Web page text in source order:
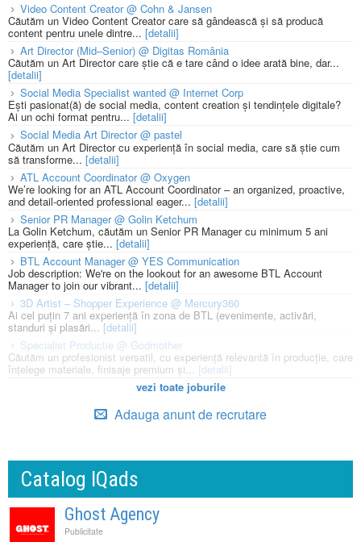
Video Content Creator @ Cohn & Jansen
Căutăm un Video Content Creator care să gândească și să producă
content pentru unele dintre... [detalii]
Art Director (Mid–Senior) @ Digitas România
Căutăm un Art Director care știe că e tare când o idee arată bine, dar...
[detalii]
Social Media Specialist wanted @ Internet Corp
Ești pasionat(ă) de social media, content creation și tendințele digitale?
Ai un ochi format pentru... [detalii]
Social Media Art Director @ pastel
Căutăm un Art Director cu experiență în social media, care să știe cum
să transforme... [detalii]
ATL Account Coordinator @ Oxygen
We’re looking for an ATL Account Coordinator – an organized, proactive,
and detail-oriented professional eager... [detalii]
Senior PR Manager @ Golin Ketchum
La Golin Ketchum, căutăm un Senior PR Manager cu minimum 5 ani
experiență, care știe... [detalii]
BTL Account Manager @ YES Communication
Job description: We're on the lookout for an awesome BTL Account
Manager to join our vibrant... [detalii]
3D Artist – Shopper Experience @ Mercury360
Ai cel puțin 7 ani experiență în zona de BTL (evenimente, activări,
standuri și plasări...[detalii]
Specialist Productie @ Godmother
Căutăm un profesionist versatil, cu experiență relevantă în producție, care
înțelege materiale, finisaje premium și... [detalii]
vezi toate joburile
Adauga anunt de recrutare
Catalog IQads
Ghost Agency
Publicitate